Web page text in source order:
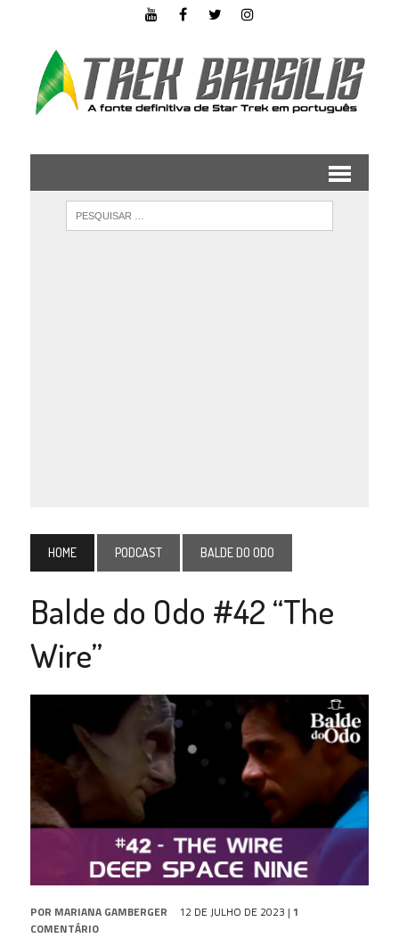
HOME PODCAST BALDE DO ODO
Balde do Odo #42 “The
Wire”
POR MARIANA GAMBERGER 12 DE JULHO DE 2023 | 1
COMENTÁRIO